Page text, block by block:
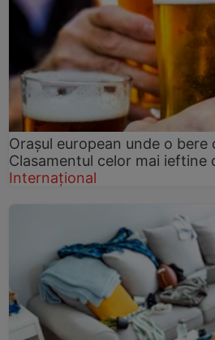
Orașul european unde o bere
Clasamentul celor mai ieftine
Internațional